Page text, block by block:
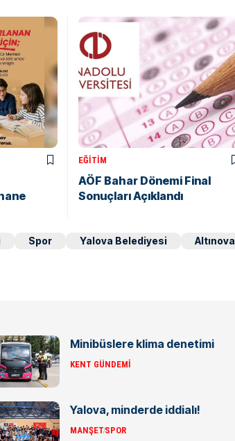
EĞITIM
AÖF Bahar Dönemi Final
Sonuçları Açıklandı
Spor Yalova Belediyesi Altınova
Minibüslere klima denetimi
KENT GÜNDEMI
Yalova, minderde iddialı!
MANŞETSPOR